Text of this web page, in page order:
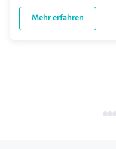
Mehr erfahren